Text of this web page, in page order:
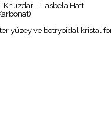
– Lasbela Hattı
yüzey ve botryoidal kristal